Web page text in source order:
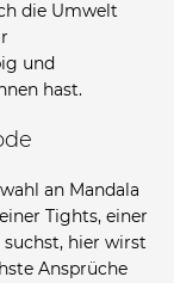
die Umwelt
und
hast.
an Mandala
Tights, einer
suchst, hier wirst
Ansprüche